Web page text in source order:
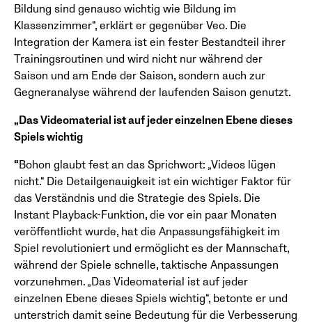
Bildung sind genauso wichtig wie Bildung im
Klassenzimmer“, erklärt er gegenüber Veo. Die
Integration der Kamera ist ein fester Bestandteil ihrer
Trainingsroutinen und wird nicht nur während der
Saison und am Ende der Saison, sondern auch zur
Gegneranalyse während der laufenden Saison genutzt.
„Das Videomaterial ist auf jeder einzelnen Ebene dieses
Spiels wichtig
“Bohon glaubt fest an das Sprichwort: „Videos lügen
nicht.“ Die Detailgenauigkeit ist ein wichtiger Faktor für
das Verständnis und die Strategie des Spiels. Die
Instant Playback-Funktion, die vor ein paar Monaten
veröffentlicht wurde, hat die Anpassungsfähigkeit im
Spiel revolutioniert und ermöglicht es der Mannschaft,
während der Spiele schnelle, taktische Anpassungen
vorzunehmen. „Das Videomaterial ist auf jeder
einzelnen Ebene dieses Spiels wichtig“, betonte er und
unterstrich damit seine Bedeutung für die Verbesserung